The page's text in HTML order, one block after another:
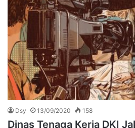
Dsy 13/09/2020 158
Dinas Tenaga Kerja DKI